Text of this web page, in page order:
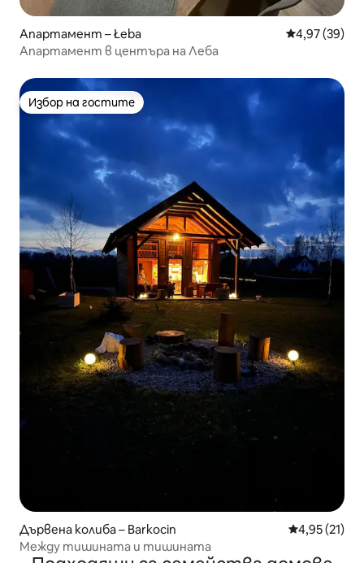
Апартамент – Łeba Средна
4,97 (39)
Апартамент в центъра на Леба
Избор на гостите
Избор на гостите
Дървена колиба – Barkocin Средна
4,95 (21)
Между тишината и тишината